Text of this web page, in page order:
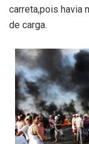
carreta,pois havia
de carga.